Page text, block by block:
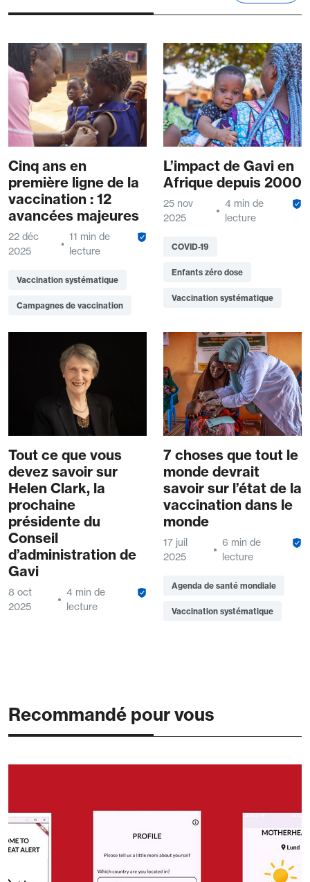
Cinq ans en
première ligne de la
vaccination : 12
avancées majeures
22 déc
2025
11 min de
lecture
Vaccination systématique
Campagnes de vaccination
L’impact de Gavi en
Afrique depuis 2000
25 nov
2025
4 min de
lecture
COVID-19
Enfants zéro dose
Vaccination systématique
Tout ce que vous
devez savoir sur
Helen Clark, la
prochaine
présidente du
Conseil
d’administration de
Gavi
8 oct
2025
4 min de
lecture
7 choses que tout le
monde devrait
savoir sur l’état de la
vaccination dans le
monde
17 juil
2025
6 min de
lecture
Agenda de santé mondiale
Vaccination systématique
Recommandé pour vous